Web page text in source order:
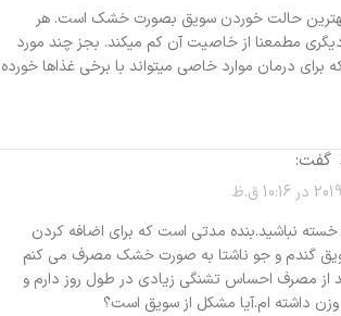
حالت خوردن سویق بصورت خشک است. هر
مطمعنا از خاصیت آن کم میکند. بجز چند مورد
درمان موارد خاصی میتواند با برخی غذاها خورده
گفت:
ق.ظ
نباشید.بنده مدتی است که برای اضافه کردن
گندم و جو ناشتا به صورت خشک مصرف می کنم
از مصرف احساس تشنگی زیادی در طول روز دارم و
داشته ام.آیا مشکل از سویق است؟